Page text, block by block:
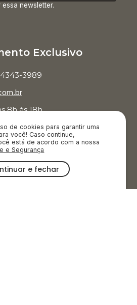
de cookies para garantir uma
você! Caso continue,
está de acordo com a nossa
e Segurança
e fechar
newsletter.
Exclusivo
4343-3989
8h às 18h.
9h às 20h.